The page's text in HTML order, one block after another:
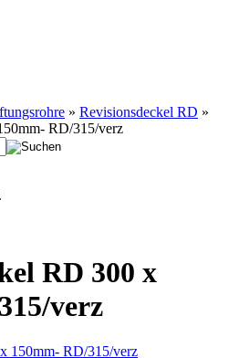
» Revisionsdeckel RD »
RD/315/verz
RD 300 x
verz